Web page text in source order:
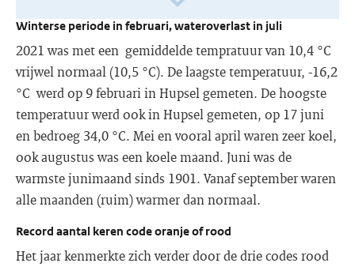
Winterse periode in februari, wateroverlast in juli
2021 was met een gemiddelde tempratuur van 10,4 °C
vrijwel normaal (10,5 °C). De laagste temperatuur, -16,2
°C werd op 9 februari in Hupsel gemeten. De hoogste
temperatuur werd ook in Hupsel gemeten, op 17 juni
en bedroeg 34,0 °C. Mei en vooral april waren zeer koel,
ook augustus was een koele maand. Juni was de
warmste junimaand sinds 1901. Vanaf september waren
alle maanden (ruim) warmer dan normaal.
Record aantal keren code oranje of rood
Het jaar kenmerkte zich verder door de drie codes rood